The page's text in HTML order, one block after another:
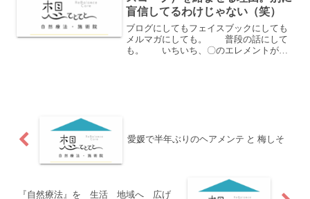
盲信してるわけじゃない（笑）
ブログにしてもフェイスブックにしても
メルマガにしても。 普段の話にして
も。 いちいち、〇のエレメントがど
愛媛で半年ぶりのヘアメンテ と 梅しそ
『自然療法』を 生活 地域へ 広げ